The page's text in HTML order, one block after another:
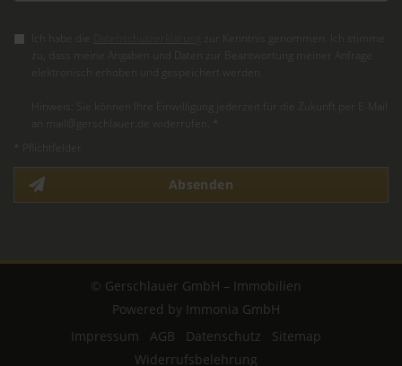
Ich habe die
zur Kenntnis genommen. Ich stimme
zu, dass meine Angaben und Daten zur Beantwortung meiner Anfrage
elektronisch erhoben und gespeichert werden.
Hinweis: Sie können Ihre Einwilligung jederzeit für die Zukunft per E-Mail
an mail@gerschlauer.de widerrufen. *
* Pflichtfelder
Absenden
© Gerschlauer GmbH – Immobilien
Powered by Immonia GmbH
Impressum
AGB Datenschutz
Sitemap
Widerrufsbelehrung